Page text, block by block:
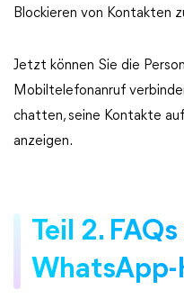
Blockieren von Kontakten
Jetzt können Sie die
Mobiltelefonanruf
chatten, seine Kontakte
anzeigen.
Teil 2.